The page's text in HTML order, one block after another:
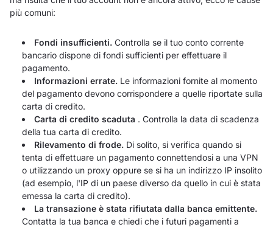
più comuni:
Fondi insufficienti. Controlla se il tuo conto corrente
bancario dispone di fondi sufficienti per effettuare il
pagamento.
Informazioni errate. Le informazioni fornite al momento
del pagamento devono corrispondere a quelle riportate sulla
carta di credito.
Carta di credito scaduta . Controlla la data di scadenza
della tua carta di credito.
Rilevamento di frode. Di solito, si verifica quando si
tenta di effettuare un pagamento connettendosi a una VPN
o utilizzando un proxy oppure se si ha un indirizzo IP insolito
(ad esempio, l'IP di un paese diverso da quello in cui è stata
emessa la carta di credito).
La transazione è stata rifiutata dalla banca emittente.
Contatta la tua banca e chiedi che i futuri pagamenti a